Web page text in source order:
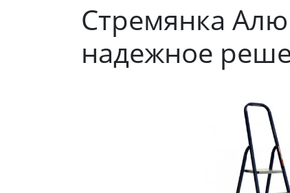
Стремянка
надежное